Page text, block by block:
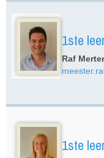
1ste
Raf
1ste